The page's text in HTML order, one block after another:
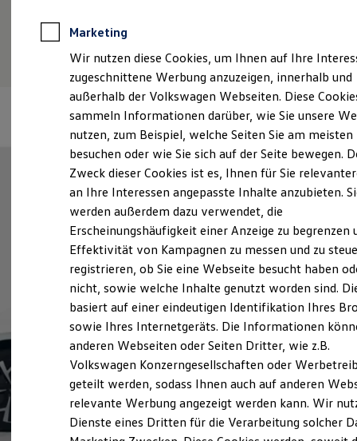
Anpfiff zum Gewinn
Elektroautos
ID. Tutorials
Elektrofahrzeugkonzepte
Reichweite
Reichweite der ID. Modelle
Reichweite im Winter
Laden
Laden unterwegs
Laden Zuhause
Ladezeitensimulator
Batterie
Sicherheit
Garantie und Lebensdauer
Nachhaltigkeit
Technologie
Kosten und Kauf
Verbrauchskosten
Kaufoptionen
E-Auto-Förderung
Software und Konnektivität
Die ID. Software 6
ID. Software Versionen und Updates
Digitale Extras
Schnittstellen zu Ihrem ID.
Impressum & Rechtliches
Marketing
Wir nutzen diese Cookies, um Ihnen auf Ihre
zugeschnittene Werbung anzuzeigen, innerhalb und
außerhalb der Volkswagen Webseiten. Diese
sammeln Informationen darüber, wie Sie unsere
nutzen, zum Beispiel, welche Seiten Sie am meisten
besuchen oder wie Sie sich auf der Seite bewegen.
Zweck dieser Cookies ist es, Ihnen für Sie
an Ihre Interessen angepasste Inhalte anzubieten.
werden außerdem dazu verwendet, die
Erscheinungshäufigkeit einer Anzeige zu begrenzen
Effektivität von Kampagnen zu messen und zu
registrieren, ob Sie eine Webseite besucht haben
nicht, sowie welche Inhalte genutzt worden sind.
basiert auf einer eindeutigen Identifikation Ihres
sowie Ihres Internetgeräts. Die Informationen
anderen Webseiten oder Seiten Dritter, wie z.B.
Volkswagen Konzerngesellschaften oder
geteilt werden, sodass Ihnen auch auf anderen
relevante Werbung angezeigt werden kann. Wir
Dienste eines Dritten für die Verarbeitung solcher